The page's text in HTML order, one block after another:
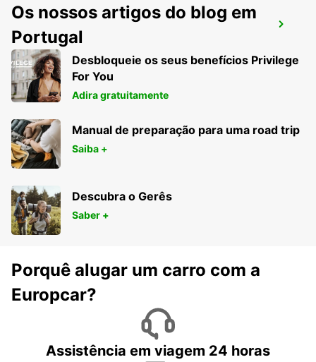
JUJUY AIRPORT
SAN SALVADOR DE JUJUY - ARGENTINA
Os nossos artigos do blog em
Portugal
Desbloqueie os seus benefícios Privilege
For You
Adira gratuitamente
Manual de preparação para uma road trip
Saiba +
Descubra o Gerês
Saber +
Porquê alugar um carro com a
Europcar?
Assistência em viagem 24 horas